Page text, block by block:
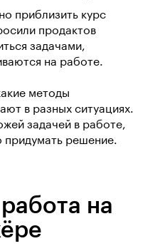
приблизить курс
продактов
задачами,
на работе.
методы
в разных ситуациях.
задачей в работе,
решение.
на